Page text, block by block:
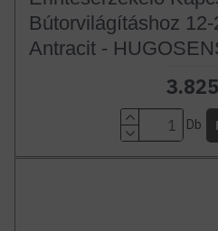
Bútorvilágításhoz
Antracit -
Db